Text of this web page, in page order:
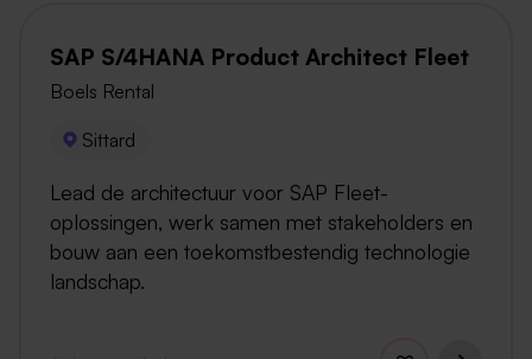
SAP S/4HANA Product Architect Fleet
Boels Rental
Sittard
Lead de architectuur voor SAP Fleet-
oplossingen, werk samen met stakeholders en
bouw aan een toekomstbestendig technologie
landschap.